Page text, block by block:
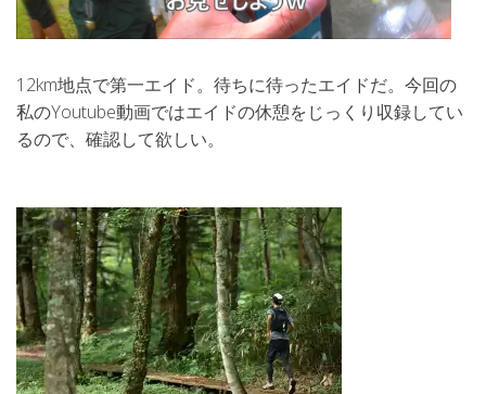
12km地点で第一エイド。待ちに待ったエイドだ。今回の
私のYoutube動画ではエイドの休憩をじっくり収録してい
るので、確認して欲しい。